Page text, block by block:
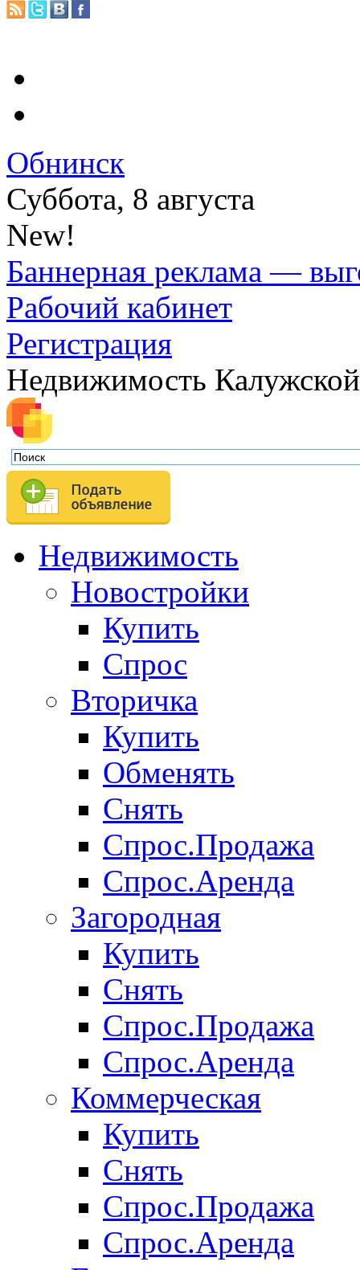
Обнинск
Суббота, 8 августа
New!
Баннерная реклама —
Рабочий кабинет
Регистрация
Недвижимость
Недвижимость
Новостройки
Купить
Спрос
Вторичка
Купить
Обменять
Снять
Спрос.Продажа
Спрос.Аренда
Загородная
Купить
Снять
Спрос.Продажа
Спрос.Аренда
Коммерческая
Купить
Снять
Спрос.Продажа
Спрос.Аренда